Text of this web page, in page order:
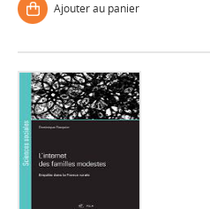
Ajouter au panier